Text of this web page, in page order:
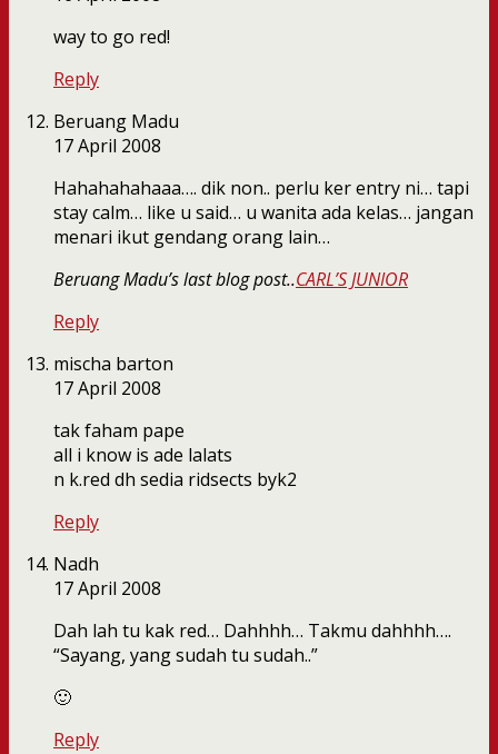
way to go red!
Reply
Beruang Madu
17 April 2008
Hahahahahaaa…. dik non.. perlu ker entry ni… tapi
stay calm… like u said… u wanita ada kelas… jangan
menari ikut gendang orang lain…
Beruang Madu’s last blog post..CARL’S JUNIOR
Reply
mischa barton
17 April 2008
tak faham pape
all i know is ade lalats
n k.red dh sedia ridsects byk2
Reply
Nadh
17 April 2008
Dah lah tu kak red… Dahhhh… Takmu dahhhh….
“Sayang, yang sudah tu sudah..”
🙂
Reply